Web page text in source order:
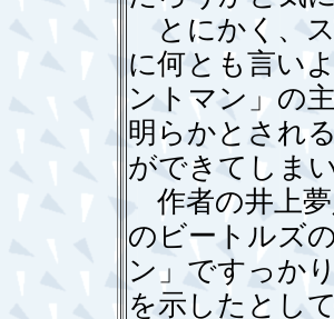
とにかく、
に何とも言い
ントマン」の
明らかとされ
ができてしま
作者の井上夢
のビートルズ
ン」ですっか
を示したとし